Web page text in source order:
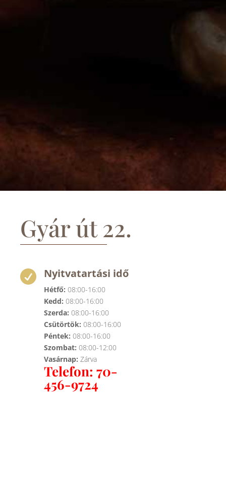
Gyár út 22.
 Nyitvatartási idő
Hétfő: 08:00-16:00
Kedd: 08:00-16:00
Szerda: 08:00-16:00
Csütörtök: 08:00-16:00
Péntek: 08:00-16:00
Szombat: 08:00-12:00
Vasárnap: Zárva
Telefon: 70-
456-9724